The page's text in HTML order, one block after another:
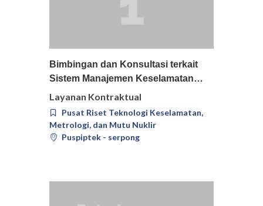
Pilih Detail
Bimbingan dan Konsultasi terkait
Sistem Manajemen Keselamatan…
Layanan Kontraktual
Pusat Riset Teknologi Keselamatan,
Metrologi, dan Mutu Nuklir
Puspiptek - serpong